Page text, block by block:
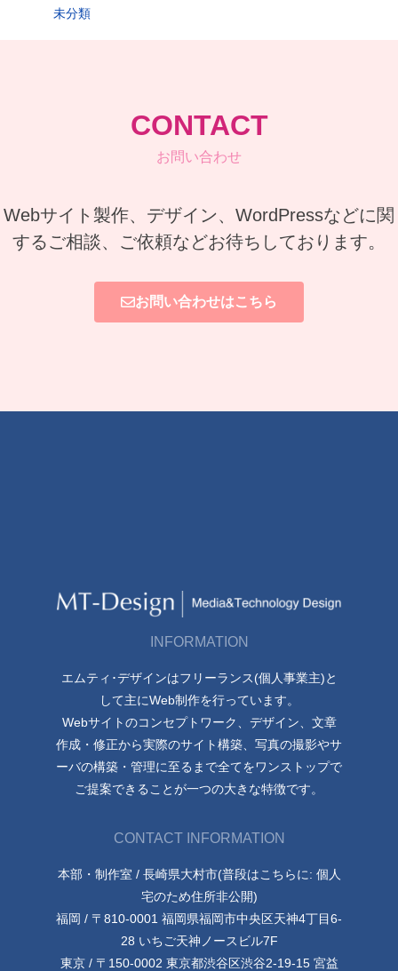
未分類
CONTACT
お問い合わせ
Webサイト製作、デザイン、WordPressなどに関
するご相談、ご依頼などお待ちしております。
お問い合わせはこちら
INFORMATION
エムティ･デザインはフリーランス(個人事業主)と
して主にWeb制作を行っています。
Webサイトのコンセプトワーク、デザイン、文章
作成・修正から実際のサイト構築、写真の撮影やサ
ーバの構築・管理に至るまで全てをワンストップで
ご提案できることが一つの大きな特徴です。
CONTACT INFORMATION
本部・制作室 / 長崎県大村市(普段はこちらに: 個人
宅のため住所非公開)
福岡 / 〒810-0001 福岡県福岡市中央区天神4丁目6-
28 いちご天神ノースビル7F
東京 / 〒150-0002 東京都渋谷区渋谷2-19-15 宮益